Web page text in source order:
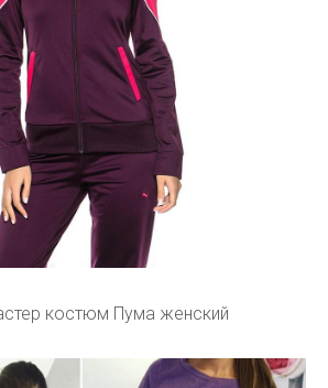
костюм Пума женский